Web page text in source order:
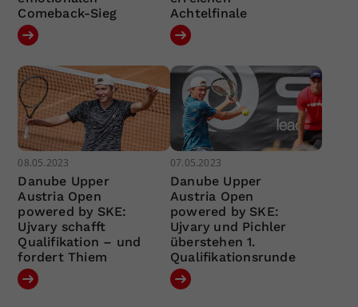
Comeback-Sieg
Achtelfinale
08.05.2023
Danube Upper
Austria Open
powered by SKE:
Ujvary schafft
Qualifikation – und
fordert Thiem
07.05.2023
Danube Upper
Austria Open
powered by SKE:
Ujvary und Pichler
überstehen 1.
Qualifikationsrunde